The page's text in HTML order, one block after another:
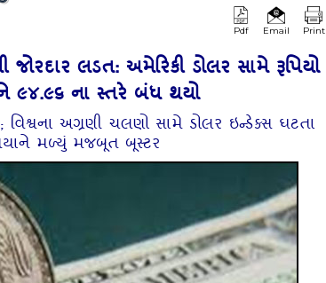
Pdf Email Print
જોરદાર લડત: અમેરિકી ડોલર સામે રૂપિયો
૯૪.૯૬ ના સ્તરે બંધ થયો
વિશ્વના અગ્રણી ચલણો સામે ડોલર ઇન્ડેક્સ ઘટતા
મળ્યું મજબૂત બૂસ્ટર